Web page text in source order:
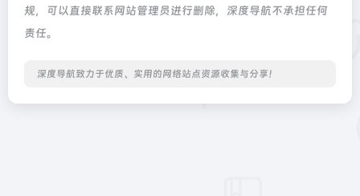
规，可以直接联系网站管理员进行删除，深度导航不承担任何
责任。
深度导航致力于优质、实用的网络站点资源收集与分享！